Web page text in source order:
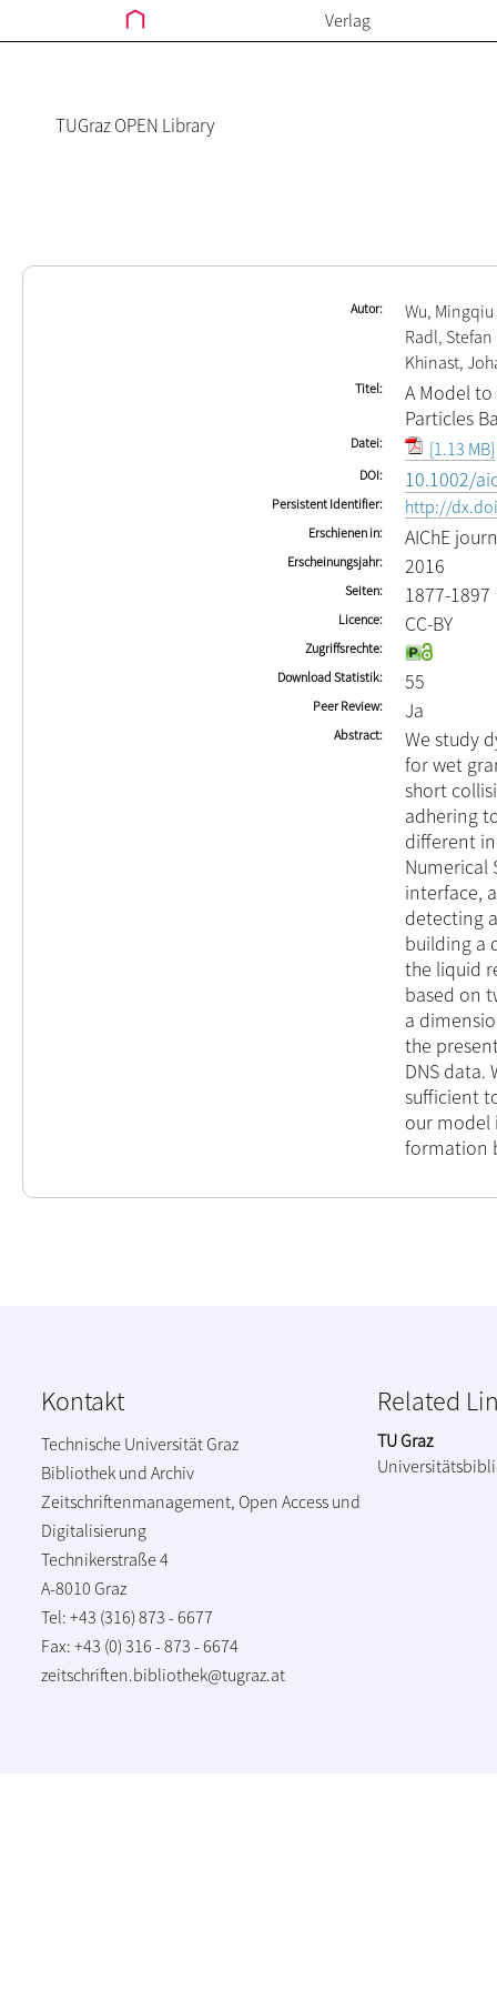
Verlag
TUGraz OPEN Library
Autor
Wu, Mingqiu
Radl, Stefan
Khinast,
Titel
A Model
Particles
Datei [1.13 MB]
DOI 10.1002/
Persistent Identifier http://
Erschienen in AIChE
Erscheinungsjahr 2016
Seiten 1877-1897
Licence CC-BY
Zugriffsrechte
Download Statistik
55
Peer Review Ja
Abstract
We study
for wet
short
adhering
different
Numerical
interface,
detecting
building a
the liquid
based on
a
the
DNS
sufficient
our model
formation
Kontakt
Technische Universität Graz
Bibliothek und Archiv
Zeitschriftenmanagement, Open Access und
Digitalisierung
Technikerstraße 4
A-8010 Graz
Tel: +43 (316) 873 - 6677
Fax: +43 (0) 316 - 873 - 6674
zeitschriften.bibliothek@tugraz.at
Related
TU Graz